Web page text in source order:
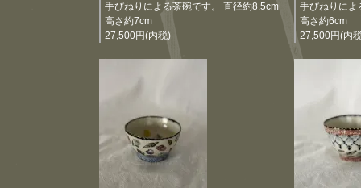
手びねりによる茶碗です。 直径約8.5cm
高さ約7cm
27,500円(内税)
手びねりによ
高さ約6cm
27,500円(内